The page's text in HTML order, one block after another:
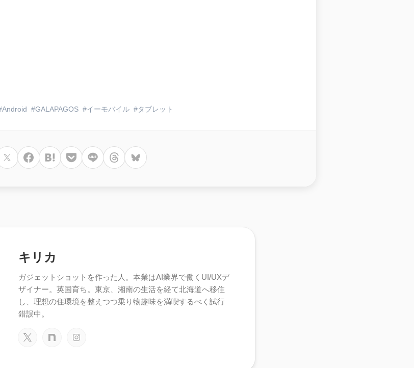
Android GALAPAGOS イーモバイル タブレット
キリカ
ガジェットショットを作った人。本業はAI業界で働くUI/UXデ
ザイナー。英国育ち。東京、湘南の生活を経て北海道へ移住
し、理想の住環境を整えつつ乗り物趣味を満喫するべく試行
錯誤中。